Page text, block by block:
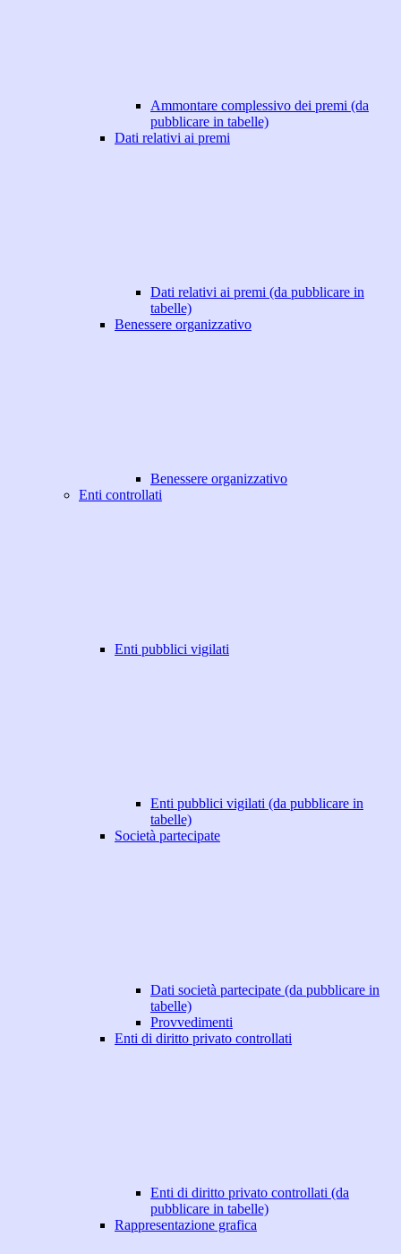
Ammontare complessivo dei premi (da
pubblicare in tabelle)
Dati relativi ai premi
Dati relativi ai premi (da pubblicare in
tabelle)
Benessere organizzativo
Benessere organizzativo
Enti controllati
Enti pubblici vigilati
Enti pubblici vigilati (da pubblicare in
tabelle)
Società partecipate
Dati società partecipate (da pubblicare in
tabelle)
Provvedimenti
Enti di diritto privato controllati
Enti di diritto privato controllati (da
pubblicare in tabelle)
Rappresentazione grafica